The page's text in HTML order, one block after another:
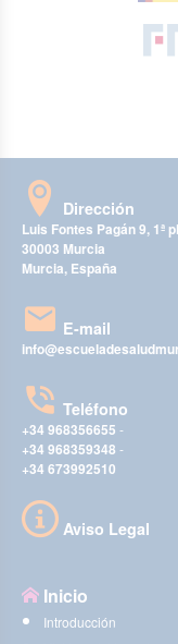
Dirección
Luis Fontes Pagán 9, 1ª
30003 Murcia
Murcia, España
E-mail
Teléfono
+34 968356655 -
+34 968359348 -
+34 673992510
Aviso Legal
Inicio
Introducción